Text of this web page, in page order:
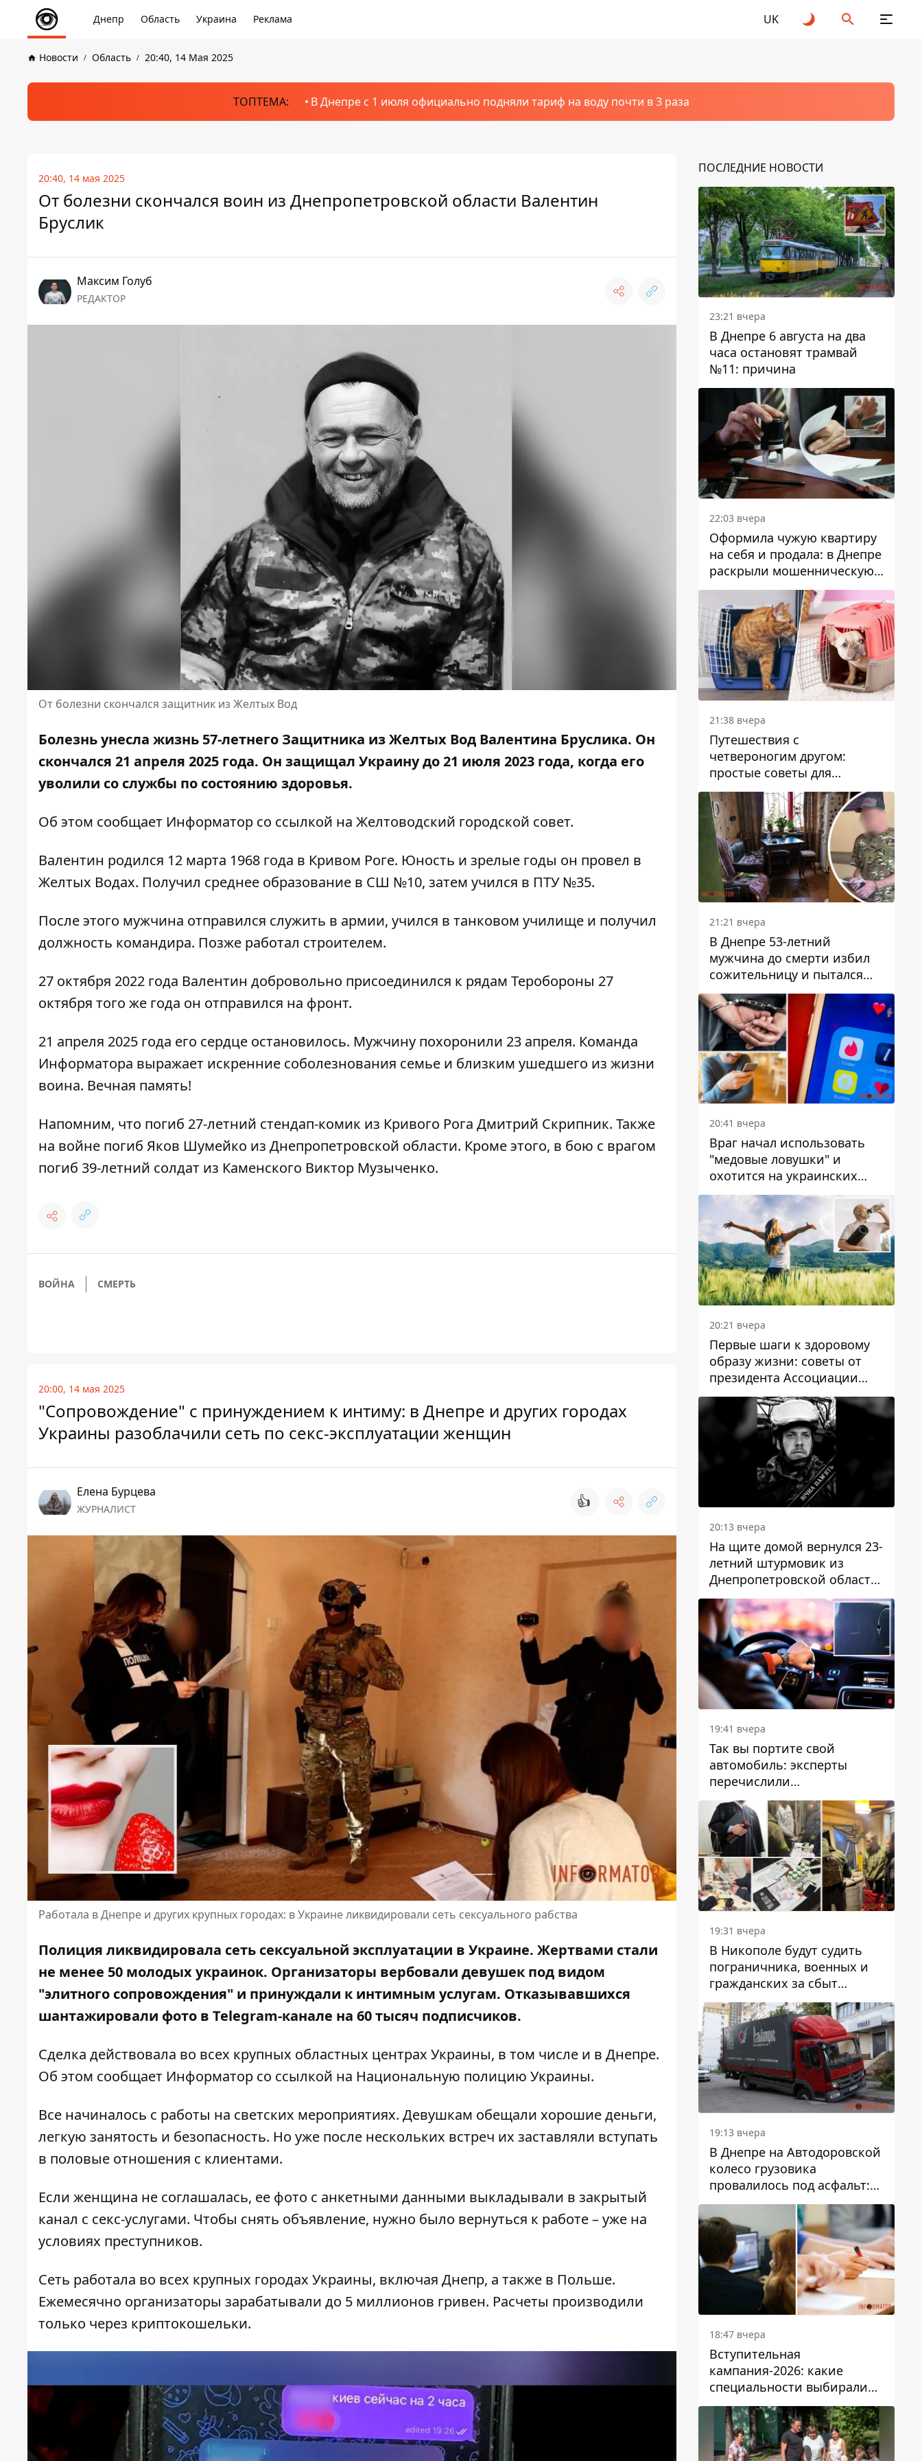
Днепр Область Украина Реклама UK
Новости Область 20:40, 14 Мая 2025
ТОПТЕМА: В Днепре с 1 июля официально подняли тариф на воду почти в 3 раза
20:40, 14 мая 2025
От болезни скончался воин из Днепропетровской области Валентин
Бруслик
Максим Голуб
РЕДАКТОР
От болезни скончался защитник из Желтых Вод
Болезнь унесла жизнь 57-летнего Защитника из Желтых Вод Валентина Бруслика. Он
скончался 21 апреля 2025 года. Он защищал Украину до 21 июля 2023 года, когда его
уволили со службы по состоянию здоровья.
Об этом сообщает Информатор со ссылкой на Желтоводский городской совет.
Валентин родился 12 марта 1968 года в Кривом Роге. Юность и зрелые годы он провел в
Желтых Водах. Получил среднее образование в СШ №10, затем учился в ПТУ №35.
После этого мужчина отправился служить в армии, учился в танковом училище и получил
должность командира. Позже работал строителем.
27 октября 2022 года Валентин добровольно присоединился к рядам Теробороны 27
октября того же года он отправился на фронт.
21 апреля 2025 года его сердце остановилось. Мужчину похоронили 23 апреля. Команда
Информатора выражает искренние соболезнования семье и близким ушедшего из жизни
воина. Вечная память!
Напомним, что погиб 27-летний стендап-комик из Кривого Рога Дмитрий Скрипник. Также
на войне погиб Яков Шумейко из Днепропетровской области. Кроме этого, в бою с врагом
погиб 39-летний солдат из Каменского Виктор Музыченко.
ВОЙНА СМЕРТЬ
20:00, 14 мая 2025
"Сопровождение" с принуждением к интиму: в Днепре и других городах
Украины разоблачили сеть по секс-эксплуатации женщин
Елена Бурцева
ЖУРНАЛИСТ 👍
Работала в Днепре и других крупных городах: в Украине ликвидировали сеть сексуального рабства
Полиция ликвидировала сеть сексуальной эксплуатации в Украине. Жертвами стали
не менее 50 молодых украинок. Организаторы вербовали девушек под видом
"элитного сопровождения" и принуждали к интимным услугам. Отказывавшихся
шантажировали фото в Telegram-канале на 60 тысяч подписчиков.
Сделка действовала во всех крупных областных центрах Украины, в том числе и в Днепре.
Об этом сообщает Информатор со ссылкой на Национальную полицию Украины.
Все начиналось с работы на светских мероприятиях. Девушкам обещали хорошие деньги,
легкую занятость и безопасность. Но уже после нескольких встреч их заставляли вступать
в половые отношения с клиентами.
Если женщина не соглашалась, ее фото с анкетными данными выкладывали в закрытый
канал с секс-услугами. Чтобы снять объявление, нужно было вернуться к работе – уже на
условиях преступников.
Сеть работала во всех крупных городах Украины, включая Днепр, а также в Польше.
Ежемесячно организаторы зарабатывали до 5 миллионов гривен. Расчеты производили
только через криптокошельки.
ПОСЛЕДНИЕ НОВОСТИ
23:21 вчера
В Днепре 6 августа на два
часа остановят трамвай
№11: причина
22:03 вчера
Оформила чужую квартиру
на себя и продала: в Днепре
раскрыли мошенническую
схему с недвижимостью
21:38 вчера
Путешествия с
четвероногим другом:
простые советы для
поездок с животными
21:21 вчера
В Днепре 53-летний
мужчина до смерти избил
сожительницу и пытался
скрыть преступление:
детали
20:41 вчера
Враг начал использовать
"медовые ловушки" и
охотится на украинских
военнослужащих
20:21 вчера
Первые шаги к здоровому
образу жизни: советы от
президента Ассоциации
диетологов Украины
20:13 вчера
На щите домой вернулся 23-
летний штурмовик из
Днепропетровской области
Богдан Бескровный
19:41 вчера
Так вы портите свой
автомобиль: эксперты
перечислили
распространенные
привычки водителей,
которые на самом деле
вредят машине
19:31 вчера
В Никополе будут судить
пограничника, военных и
гражданских за сбыт
психотропов
19:13 вчера
В Днепре на Автодоровской
колесо грузовика
провалилось под асфальт:
движение заблокировано
18:47 вчера
Вступительная
кампания-2026: какие
специальности выбирали
абитуриенты в Украине